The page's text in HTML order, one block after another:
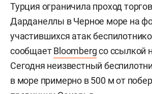
Турция ограничила проход
Дарданеллы в Черное море на
участившихся атак
сообщаетBloombergсо ссылкой
Сегодня неизвестный
в море примерно в 500 м от